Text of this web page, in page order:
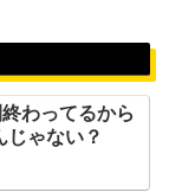
わってるから
じゃない？